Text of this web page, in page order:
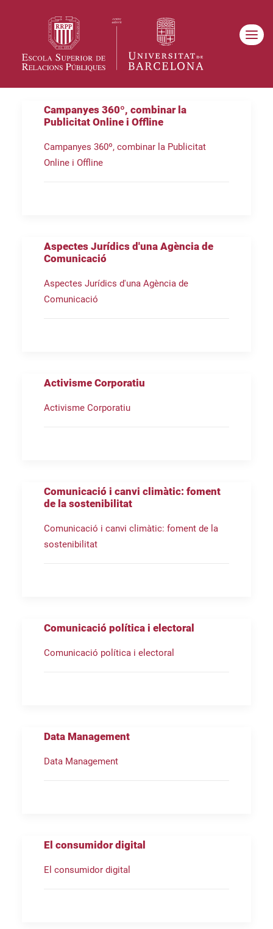
Campanyes 360º, combinar la
Publicitat Online i Offline
Campanyes 360º, combinar la Publicitat
Online i Offline
Aspectes Jurídics d'una Agència de
Comunicació
Aspectes Jurídics d'una Agència de
Comunicació
Activisme Corporatiu
Activisme Corporatiu
Comunicació i canvi climàtic: foment
de la sostenibilitat
Comunicació i canvi climàtic: foment de la
sostenibilitat
Comunicació política i electoral
Comunicació política i electoral
Data Management
Data Management
El consumidor digital
El consumidor digital